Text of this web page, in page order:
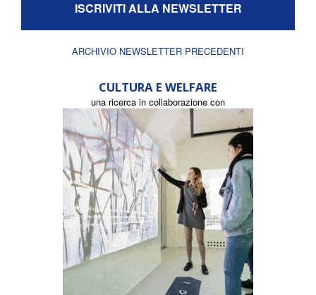
ISCRIVITI ALLA NEWSLETTER
ARCHIVIO NEWSLETTER PRECEDENTI
CULTURA E WELFARE
una ricerca in collaborazione con